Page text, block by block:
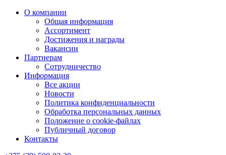
О компании
Общая информация
Ассортимент
Достижения и награды
Вакансии
Партнерам
Сотрудничество
Информация
Все акции
Новости
Политика конфиденциальности
Обработка персональных данных
Положение о cookie-файлах
Публичный договор
Контакты